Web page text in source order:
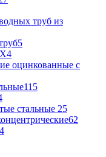
труб из
5
4
оцинкованные с
115
стальные 25
62